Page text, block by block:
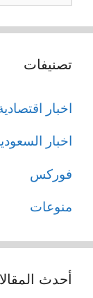
عن:
تصنيفات
اخبار
اخبار
فوركس
منوعات
أحدث